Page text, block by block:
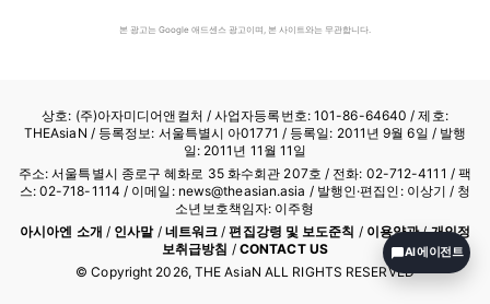
본 광고는 Google 애드센스 광고이며, 본 사이트와는 무관합니다.
상호: (주)아자미디어앤컬처 /사업자등록번호: 101-86-64640 / 제호:
THEAsiaN / 등록정보: 서울특별시 아01771 / 등록일: 2011년 9월 6일 / 발행
일: 2011년 11월 11일
주소: 서울특별시 종로구 혜화로 35 화수회관 207호 / 전화: 02-712-4111 / 팩
스: 02-718-1114 / 이메일: news@theasian.asia / 발행인·편집인: 이상기 / 청
소년보호책임자: 이주형
아시아엔 소개 / 인사말/ 네트워크 /편집강령 및 보도준칙 / 이용약관/개인정
보취급방침 / CONTACT US
© Copyright 2026, THE AsiaN ALL RIGHTS RESERVED
AI 에이전트